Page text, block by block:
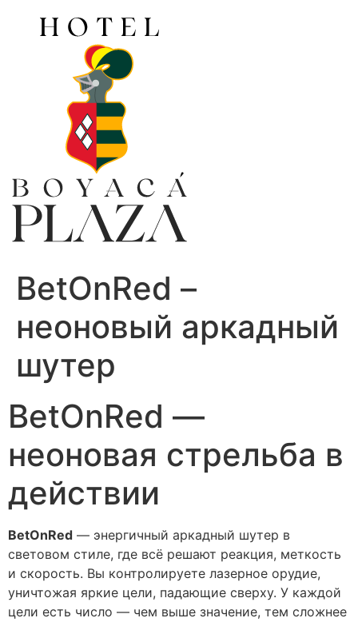
BetOnRed –
неоновый аркадный
шутер
BetOnRed —
неоновая стрельба в
действии
BetOnRed — энергичный аркадный шутер в
световом стиле, где всё решают реакция, меткость
и скорость. Вы контролируете лазерное орудие,
уничтожая яркие цели, падающие сверху. У каждой
цели есть число — чем выше значение, тем сложнее